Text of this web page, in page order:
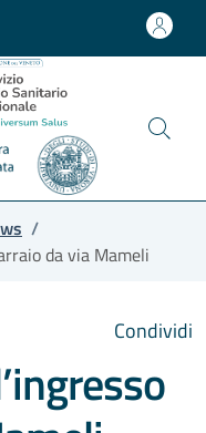
/
da via Mameli
Condividi